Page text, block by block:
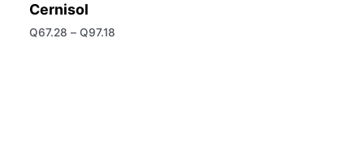
Cernisol
Q67.28 –Q97.18